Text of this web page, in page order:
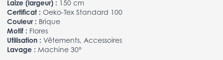
Laize (largeur) : 150 cm
Certificat : Oeko-Tex Standard 100
Couleur : Brique
Motif : Flores
Utilisation : Vêtements, Accessoires
Lavage : Machine 30°